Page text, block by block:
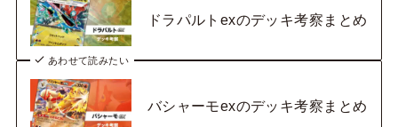
ドラパルトexのデッキ考察まとめ
あわせて読みたい
バシャーモexのデッキ考察まとめ